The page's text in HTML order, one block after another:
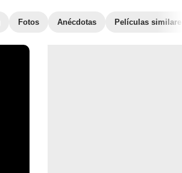
Fotos Anécdotas Películas similares